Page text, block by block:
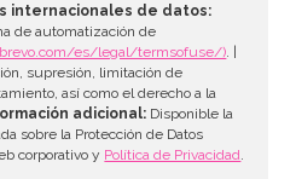
AÑADIR
internacionales de datos:
de automatización de
es/legal/termsofuse/). |
supresión, limitación de
así como el derecho a la
adicional: Disponible la
sobre la Protección de Datos
corporativo y Política de Privacidad.